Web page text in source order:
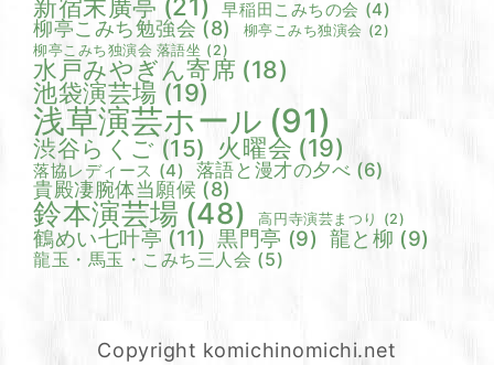
新宿末廣亭 (21) 早稲田こみちの会 (4)
柳亭こみち勉強会 (8) 柳亭こみち独演会 (2)
柳亭こみち独演会 落語坐 (2)
水戸みやぎん寄席 (18)
池袋演芸場 (19)
浅草演芸ホール (91)
渋谷らくご (15) 火曜会 (19)
落協レディース (4) 落語と漫才の夕べ (6)
貴殿凄腕体当願候 (8)
鈴本演芸場 (48) 高円寺演芸まつり (2)
鶴めい七叶亭 (11) 黒門亭 (9) 龍と柳 (9)
龍玉・馬玉・こみち三人会 (5)
Copyright komichinomichi.net